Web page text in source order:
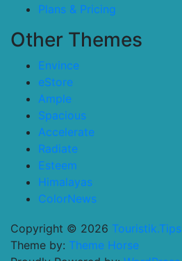
Plans & Pricing
Other Themes
Envince
eStore
Ample
Spacious
Accelerate
Radiate
Esteem
Himalayas
ColorNews
Copyright © 2026 Touristik.Tips
Theme by: Theme Horse